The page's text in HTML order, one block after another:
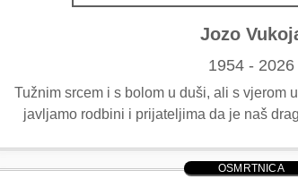
Jozo
1954 - 2026
Tužnim srcem i s bolom u duši, ali s vjerom
javljamo rodbini i prijateljima da je naš
OSMRTNICA